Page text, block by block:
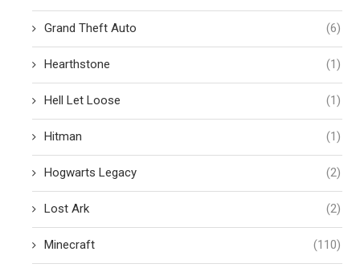
Grand Theft Auto (6)
Hearthstone (1)
Hell Let Loose (1)
Hitman (1)
Hogwarts Legacy (2)
Lost Ark (2)
Minecraft (110)